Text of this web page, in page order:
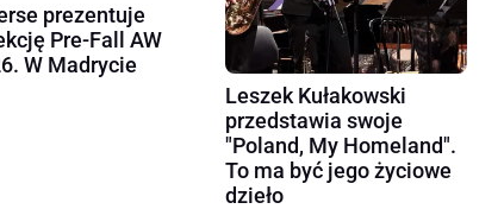
prezentuje
Pre-Fall AW
W Madrycie
Leszek Kułakowski
przedstawia swoje
"Poland, My Homeland".
To ma być jego życiowe
dzieło